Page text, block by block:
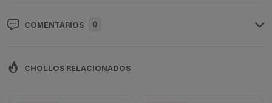
COMENTARIOS 0
CHOLLOS RELACIONADOS